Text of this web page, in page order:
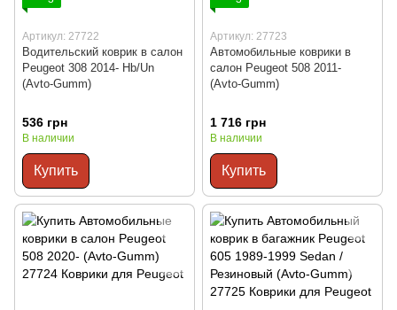
Артикул: 27722
Водительский коврик в салон
Peugeot 308 2014- Hb/Un
(Avto-Gumm)
536 грн
В наличии
Купить
Артикул: 27723
Автомобильные коврики в
салон Peugeot 508 2011-
(Avto-Gumm)
1 716 грн
В наличии
Купить